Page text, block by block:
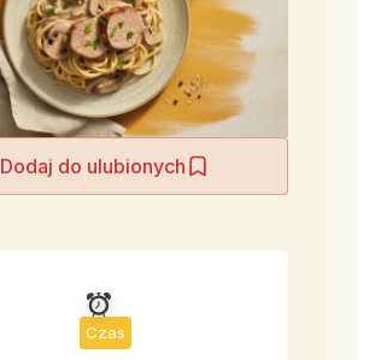
Dodaj do ulubionych
Czas